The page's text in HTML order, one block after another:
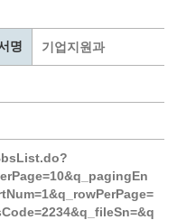
명 기업지원과